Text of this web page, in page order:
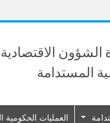
الشؤون
المستدامة
العمليات الحكومية